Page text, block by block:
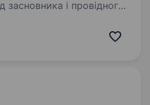
засновника і провідного
1000 учасників програми